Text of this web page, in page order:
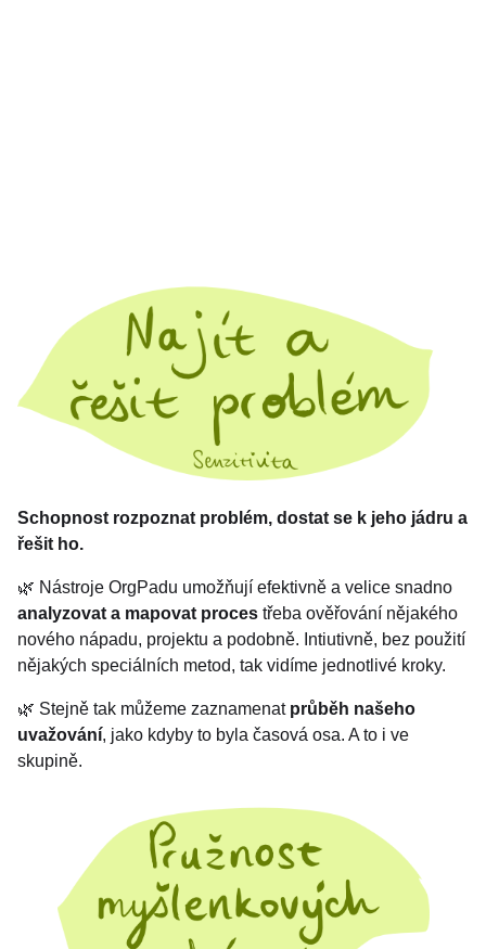
Schopnost rozpoznat problém, dostat se k jeho jádru a
řešit ho.
🌿 Nástroje OrgPadu umožňují efektivně a velice snadno
analyzovat a mapovat proces třeba ověřování nějakého
nového nápadu, projektu a podobně. Intiutivně, bez použití
nějakých speciálních metod, tak vidíme jednotlivé kroky.
🌿 Stejně tak můžeme zaznamenat průběh našeho
uvažování, jako kdyby to byla časová osa. A to i ve
skupině.